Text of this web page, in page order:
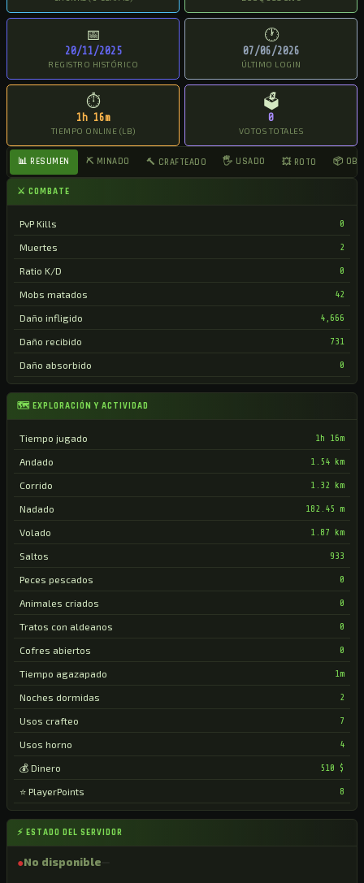
⚡ ESTADO DEL SERVIDOR
●No disponible
📅
20/11/2025
REGISTRO HISTÓRICO
🕐
07/06/2026
ÚLTIMO LOGIN
⏱
1h 16m
TIEMPO ONLINE (LB)
🗳
0
VOTOS TOTALES
📊 RESUMEN ⛏ MINADO 🔨 CRAFTEADO 🖐 USADO 💥 ROTO 📦
⚔ COMBATE
PvP Kills 0
Muertes 2
Ratio K/D 0
Mobs matados 42
Daño infligido 4,666
Daño recibido 731
Daño absorbido 0
🗺 EXPLORACIÓN Y ACTIVIDAD
Tiempo jugado 1h 16m
Andado 1.54 km
Corrido 1.32 km
Nadado 182.45 m
Volado 1.87 km
Saltos 933
Peces pescados 0
Animales criados 0
Tratos con aldeanos 0
Cofres abiertos 0
Tiempo agazapado 1m
Noches dormidas 2
Usos crafteo 7
Usos horno 4
💰 Dinero 510 $
⭐ PlayerPoints 8